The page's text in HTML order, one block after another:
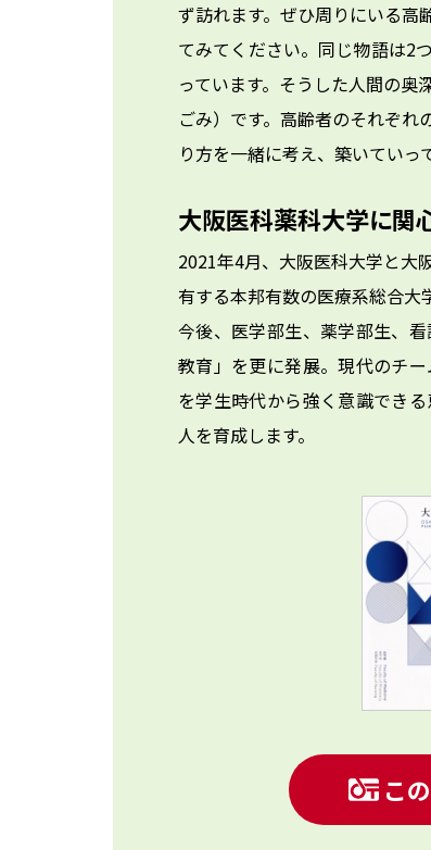
ず訪れます。ぜひ周りにいる高
てみてください。同じ物語は2
っています。そうした人間の
ごみ）です。高齢者のそれぞ
り方を一緒に考え、築いていっ
大阪医科薬科大学に関
2021年4月、大阪医科大学と大
有する本邦有数の医療系総合大
今後、医学部生、薬学部生、
教育」を更に発展。現代のチ
を学生時代から強く意識でき
人を育成します。
こ